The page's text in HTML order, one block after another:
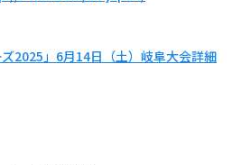
2025」6月14日（土）岐阜大会詳細